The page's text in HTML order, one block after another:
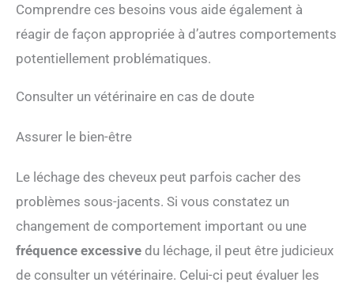
Comprendre ces besoins vous aide également à
réagir de façon appropriée à d’autres comportements
potentiellement problématiques.
Consulter un vétérinaire en cas de doute
Assurer le bien-être
Le léchage des cheveux peut parfois cacher des
problèmes sous-jacents. Si vous constatez un
changement de comportement important ou une
fréquence excessive du léchage, il peut être judicieux
de consulter un vétérinaire. Celui-ci peut évaluer les